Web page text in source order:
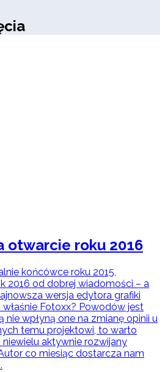
otwarcie roku 2016
końcówce roku 2015,
2016 od dobrej wiadomości – a
wersja edytora grafiki
Fotoxx? Powodów jest
nie wpłyną one na zmianę opinii u
temu projektowi, to warto
aktywnie rozwijany
co miesiąc dostarcza nam